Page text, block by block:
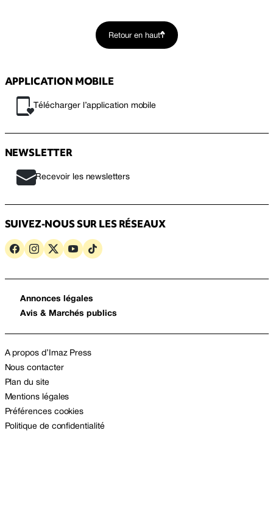
Retour en haut
APPLICATION MOBILE
Télécharger l’application mobile
NEWSLETTER
Recevoir les newsletters
SUIVEZ-NOUS SUR LES RÉSEAUX
Annonces légales
Avis & Marchés publics
A propos d’Imaz Press
Nous contacter
Plan du site
Mentions légales
Préférences cookies
Politique de confidentialité